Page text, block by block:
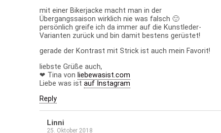
mit einer Bikerjacke macht man in der
Übergangssaison wirklich nie was falsch 🙂
persönlich greife ich da immer auf die Kunstleder-
Varianten zurück und bin damit bestens gerüstet!
gerade der Kontrast mit Strick ist auch mein Favorit!
liebste Grüße auch,
❤ Tina von liebewasist.com
Liebe was ist auf Instagram
Reply
Linni
25. Oktober 2018